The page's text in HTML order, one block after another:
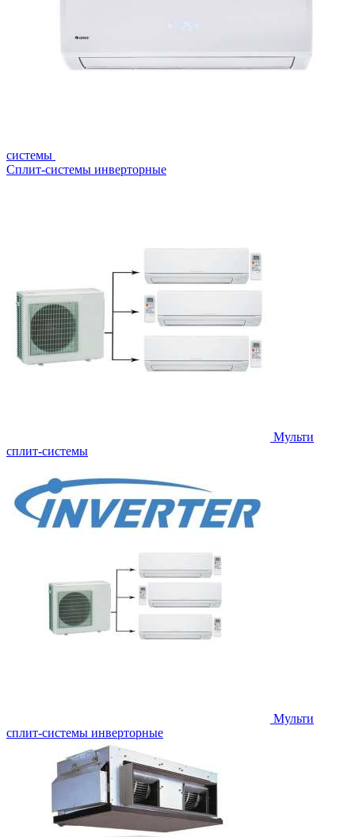
системы
Сплит-системы инверторные
Мульти
сплит-системы
Мульти
сплит-системы инверторные